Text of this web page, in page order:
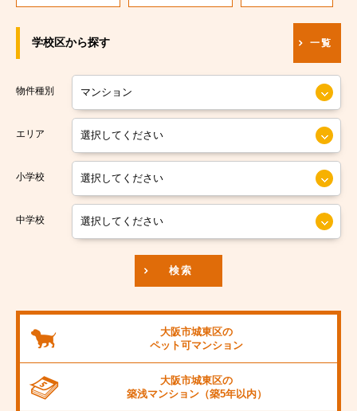
大阪市住之江区
大阪市平野区
大阪市北区
大阪市中央区
阪堺電軌阪堺線
大阪市営今里筋線
大阪市営堺筋線
南海本線
南海汐見橋線
京阪本線
JR阪和線
学校区から探す 一覧
物件種別
エリア
小学校
中学校
検索
大阪市城東区の
ペット可マンション
大阪市城東区の
築浅マンション（築5年以内）